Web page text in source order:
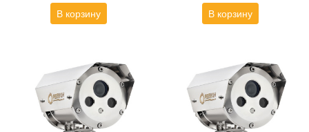
В корзину В корзину